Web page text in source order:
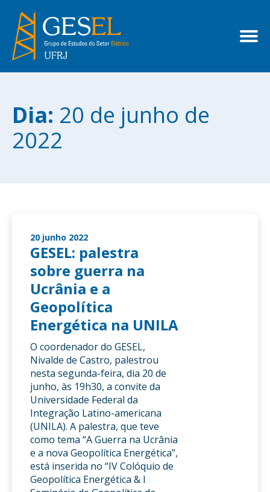
Dia: 20 de junho de
2022
20 junho 2022
GESEL: palestra
sobre guerra na
Ucrânia e a
Geopolítica
Energética na UNILA
O coordenador do GESEL,
Nivalde de Castro, palestrou
nesta segunda-feira, dia 20 de
junho, às 19h30, a convite da
Universidade Federal da
Integração Latino-americana
(UNILA). A palestra, que teve
como tema “A Guerra na Ucrânia
e a nova Geopolítica Energética”,
está inserida no “IV Colóquio de
Geopolítica Energética & I